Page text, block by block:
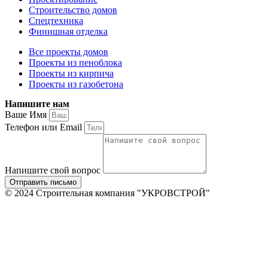
Строительство домов
Спецтехника
Финишная отделка
Все проекты домов
Проекты из пеноблока
Проекты из кирпича
Проекты из газобетона
Напишите нам
Ваше Имя
Телефон или Email
Напишите свой вопрос
Отправить письмо
© 2024 Строительная компания "УКРОВСТРОЙ"